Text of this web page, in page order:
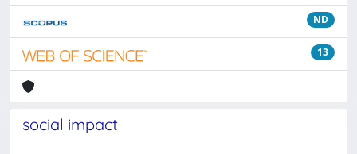
ND
13
social impact